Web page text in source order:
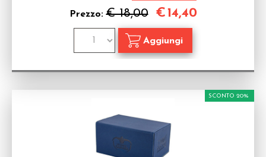
Prezzo:€ 18,00 €14,40
SCONTO 20%